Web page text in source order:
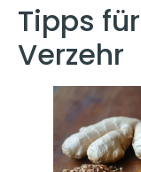
Tipps
Verzehr